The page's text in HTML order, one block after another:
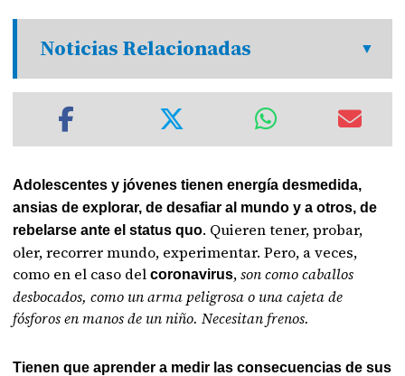
Noticias Relacionadas
Adolescentes y jóvenes tienen energía desmedida,
ansias de explorar, de desafiar al mundo y a otros, de
rebelarse ante el status quo. Quieren tener, probar,
oler, recorrer mundo, experimentar. Pero, a veces,
como en el caso delcoronavirus,son como caballos
desbocados, como un arma peligrosa o una cajeta de
fósforos en manos de un niño. Necesitan frenos.
Tienen que aprender a medir las consecuencias de sus